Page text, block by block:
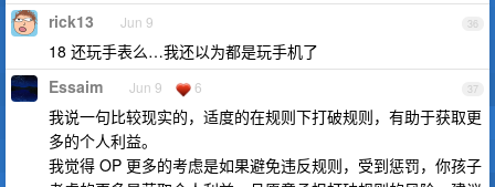
36
rick13 Jun 9
18 还玩手表么…我还以为都是玩手机了
37
Essaim Jun 9 6
我说一句比较现实的，适度的在规则下打破规则，有助于获取更
多的个人利益。
我觉得 OP 更多的考虑是如果避免违反规则，受到惩罚，你孩子